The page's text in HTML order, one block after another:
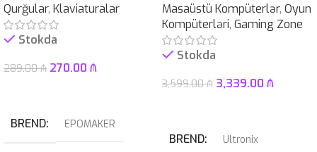
Qurğular, Klaviaturalar
Stokda
289.00₼ 270.00 ₼
BREND EPOMAKER
Masaüstü Kompüterlər, Oyun
Kompüterləri, Gaming Zone
Stokda
3,599.00₼ 3,339.00 ₼
BREND Ultronix